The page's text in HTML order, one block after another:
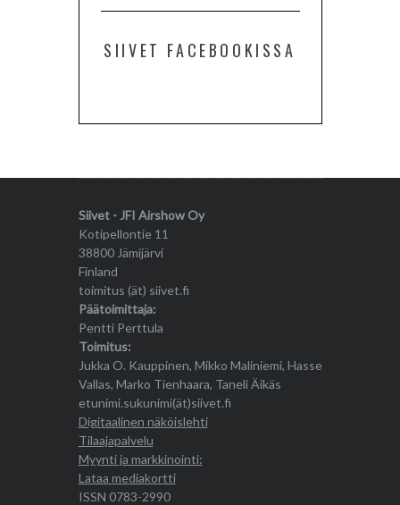
SIIVET FACEBOOKISSA
Siivet - JFI Airshow Oy
Kotipellontie 11
38800 Jämijärvi
Finland
toimitus (ät) siivet.fi
Päätoimittaja:
Pentti Perttula
Toimitus:
Jukka O. Kauppinen, Mikko Maliniemi, Hasse
Vallas, Marko Tienhaara, Taneli Äikäs
etunimi.sukunimi(ät)siivet.fi
Digitaalinen näköislehti
Tilaajapalvelu
Myynti ja markkinointi:
Lataa mediakortti
ISSN 0783-2990